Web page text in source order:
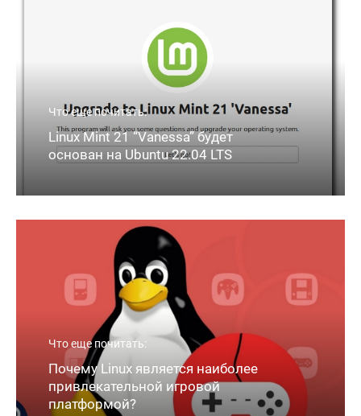
Что еще почитать:
Linux Mint 21 “Vanessa” будет
основан на Ubuntu 22.04 LTS
Что еще почитать:
Почему Linux является наиболее
привлекательной игровой
платформой?